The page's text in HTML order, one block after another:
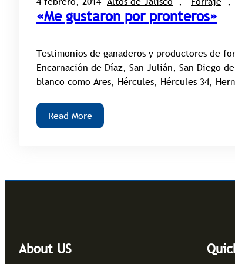
«Me gustaron por pronteros»
Testimonios de ganaderos y productores de
Encarnación de Díaz, San Julián, San Diego
blanco como Ares, Hércules, Hércules 34,
Read More
About US